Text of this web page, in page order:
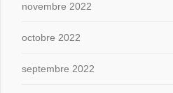
novembre 2022
octobre 2022
septembre 2022